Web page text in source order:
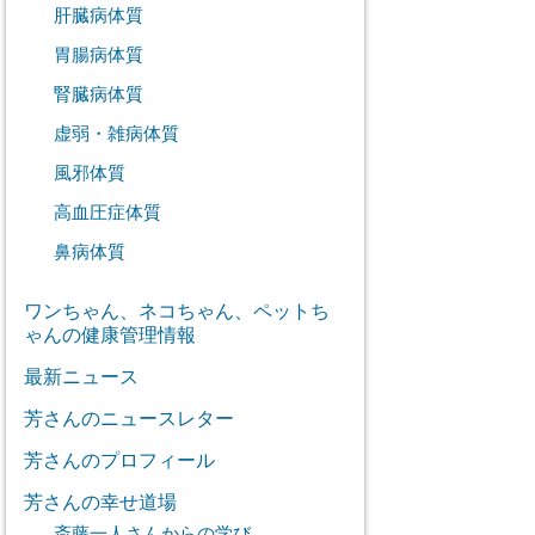
肝臓病体質
胃腸病体質
腎臓病体質
虚弱・雑病体質
風邪体質
高血圧症体質
鼻病体質
ワンちゃん、ネコちゃん、ペットち
ゃんの健康管理情報
最新ニュース
芳さんのニュースレター
芳さんのプロフィール
芳さんの幸せ道場